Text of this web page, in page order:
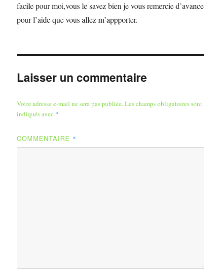
facile pour moi,vous le savez bien je vous remercie d’avance
pour l’aide que vous allez m’appporter.
Laisser un commentaire
Votre adresse e-mail ne sera pas publiée.Les champs obligatoires sont
indiqués avec *
COMMENTAIRE *